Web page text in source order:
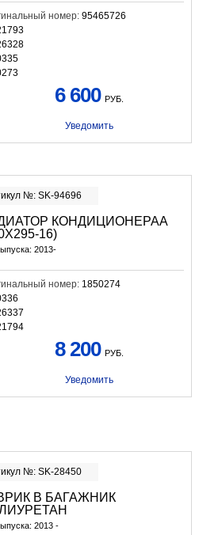
номер: 95465726
6 600 РУБ.
Уведомить
№: SK-94696
КОНДИЦИОНЕРАА
16)
2013-
номер: 1850274
8 200 РУБ.
Уведомить
№: SK-28450
В БАГАЖНИК
2013 -